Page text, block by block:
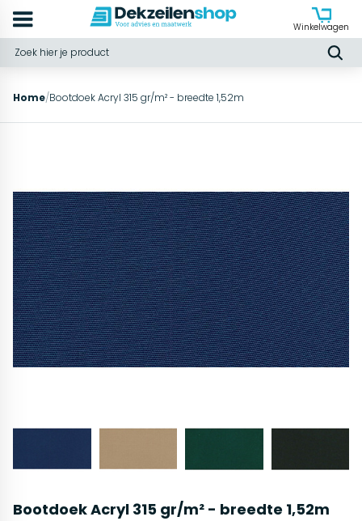
Winkelwagen
Home/Bootdoek Acryl 315 gr/m² - breedte 1,52m
Bootdoek Acryl 315 gr/m² - breedte 1,52m